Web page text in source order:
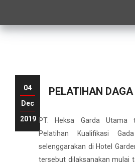
04
Dec
2019
PELATIHAN
PT. Heksa Garda Utama
Pelatihan Kualifikasi
selenggarakan di Hotel
tersebut dilaksanakan mulai